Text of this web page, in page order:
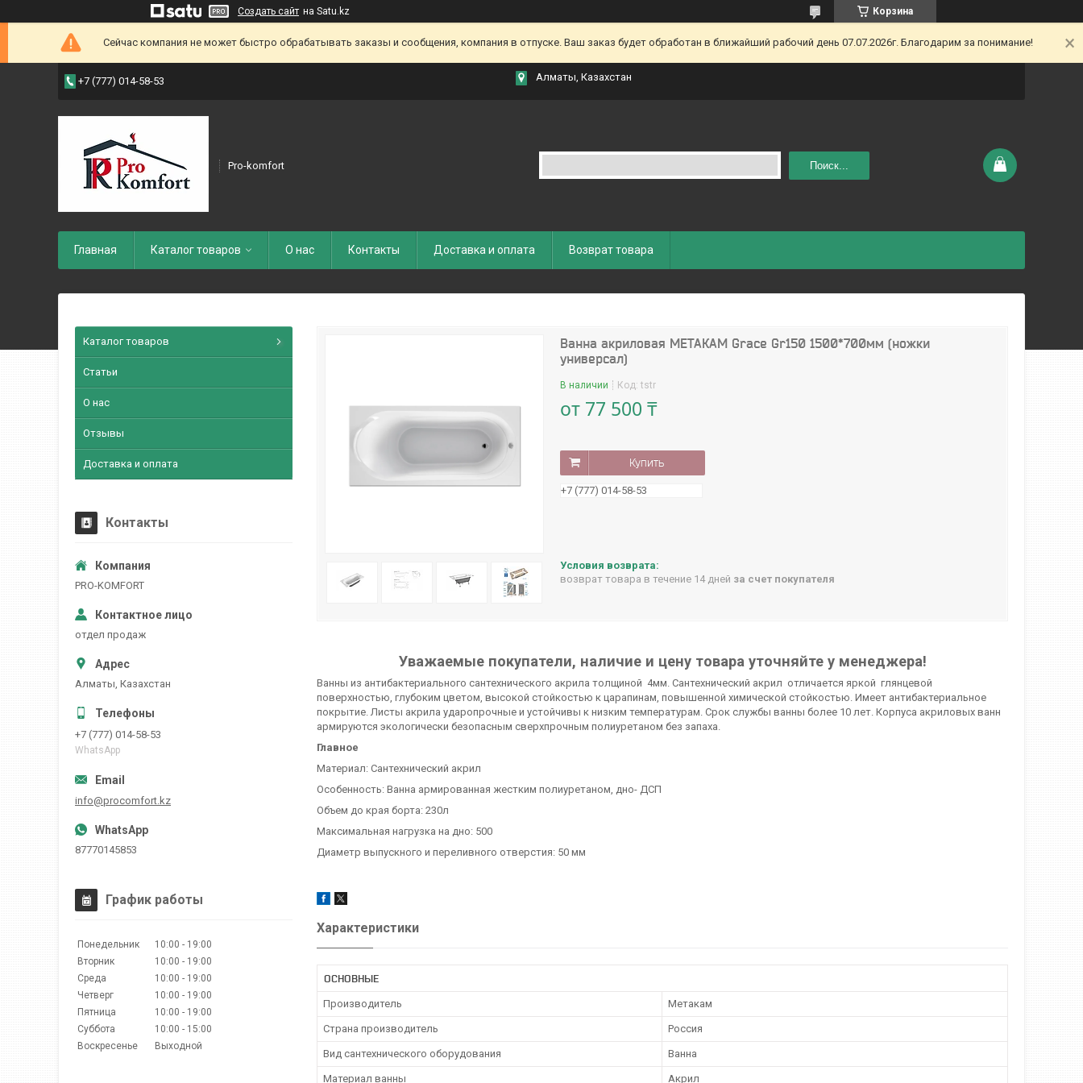
Создать сайт на Satu.kz Корзина
Сейчас компания не может быстро обрабатывать заказы и сообщения, компания в отпуске. Ваш заказ будет обработан в ближайший рабочий день 07.07.2026г. Благодарим за понимание!
+7 (777) 014-58-53 Алматы, Казахстан
Pro-komfort Поиск...
Главная Каталог товаров О нас Контакты Доставка и оплата Возврат товара
Ванна акриловая МЕТАКАМ Grace Gr150 1500*700мм (ножки
универсал)
В наличии Код: tstr
от 77 500 ₸
Купить
+7 (777) 014-58-53
возврат товара в течение 14 дней за счет покупателя
Уважаемые покупатели, наличие и цену товара уточняйте у менеджера!
Ванны из антибактериального сантехнического акрила толщиной 4мм. Сантехнический акрил отличается яркой глянцевой
поверхностью, глубоким цветом, высокой стойкостью к царапинам, повышенной химической стойкостью. Имеет антибактериальное
покрытие. Листы акрила ударопрочные и устойчивы к низким температурам. Срок службы ванны более 10 лет. Корпуса акриловых ванн
армируются экологически безопасным сверхпрочным полиуретаном без запаха.
Главное
Материал: Сантехнический акрил
Особенность: Ванна армированная жестким полиуретаном, дно- ДСП
Объем до края борта: 230л
Максимальная нагрузка на дно: 500
Диаметр выпускного и переливного отверстия: 50 мм
Характеристики
ОСНОВНЫЕ
Производитель Метакам
Страна производитель Россия
Вид сантехнического оборудования Ванна
Материал ванны Акрил
Каталог товаров
Статьи
О нас
Отзывы
Доставка и оплата
Контакты
PRO-KOMFORT
отдел продаж
Алматы, Казахстан
+7 (777) 014-58-53
WhatsApp
info@procomfort.kz
87770145853
График работы
Понедельник 10:00
19:00
Вторник
10:00
19:00
Среда
10:00
19:00
Четверг
10:00
19:00
Пятница
10:00
19:00
Суббота
10:00
15:00
Воскресенье
Выходной